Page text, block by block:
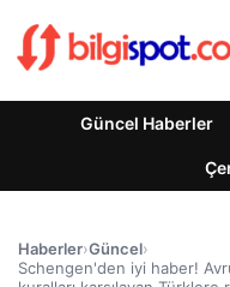
Güncel Haberler
Haberler›Güncel›
Schengen'den iyi haber!